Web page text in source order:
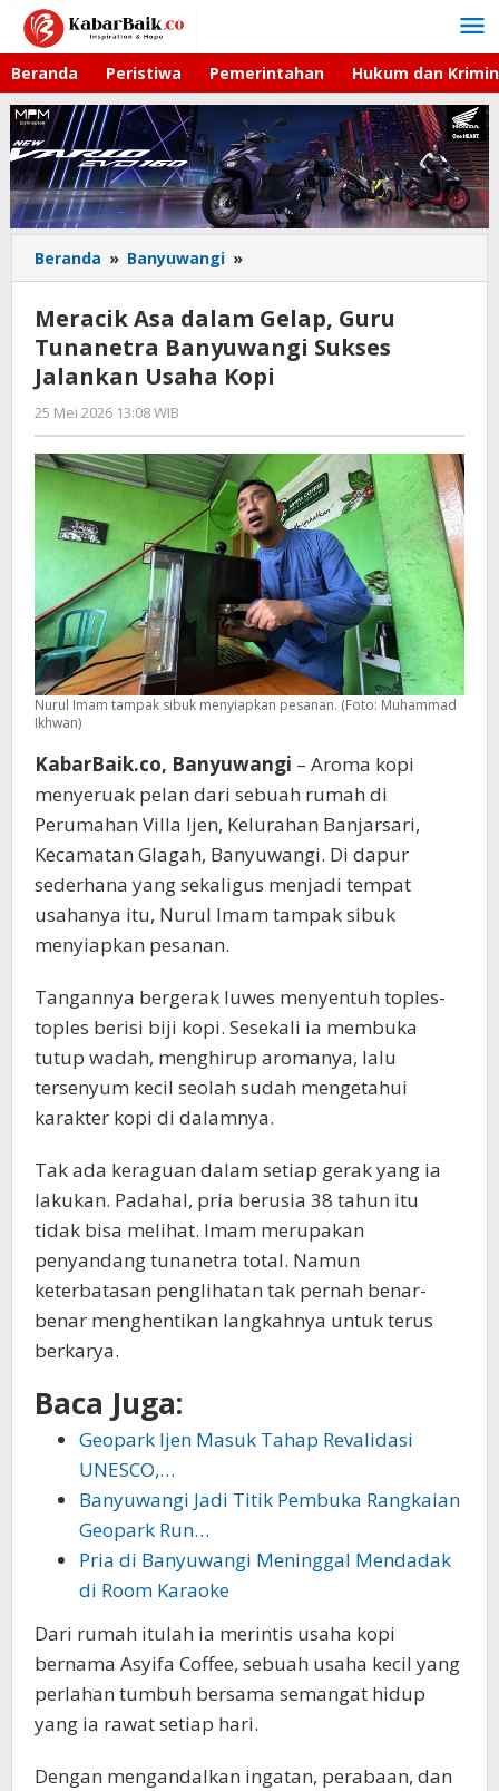
Lewati
konten
Beranda Peristiwa Pemerintahan Hukum dan
Beranda » Banyuwangi »
Asa
dalam
Gelap,
Guru
Tunanetra
Usaha
Kopi
Meracik Asa dalam Gelap, Guru
Tunanetra Banyuwangi Sukses
Jalankan Usaha Kopi
25 Mei 2026 13:08 WIB
Faisal
Nurul Imam tampak sibuk menyiapkan pesanan. (Foto: Muhammad
Ikhwan)
KabarBaik.co, Banyuwangi – Aroma kopi
menyeruak pelan dari sebuah rumah di
Perumahan Villa Ijen, Kelurahan Banjarsari,
Kecamatan Glagah, Banyuwangi. Di dapur
sederhana yang sekaligus menjadi tempat
usahanya itu, Nurul Imam tampak sibuk
menyiapkan pesanan.
Tangannya bergerak luwes menyentuh toples-
toples berisi biji kopi. Sesekali ia membuka
tutup wadah, menghirup aromanya, lalu
tersenyum kecil seolah sudah mengetahui
karakter kopi di dalamnya.
Tak ada keraguan dalam setiap gerak yang ia
lakukan. Padahal, pria berusia 38 tahun itu
tidak bisa melihat. Imam merupakan
penyandang tunanetra total. Namun
keterbatasan penglihatan tak pernah benar-
benar menghentikan langkahnya untuk terus
berkarya.
Baca Juga:
Geopark Ijen Masuk Tahap Revalidasi
UNESCO,…
Banyuwangi Jadi Titik Pembuka Rangkaian
Geopark Run…
Pria di Banyuwangi Meninggal Mendadak
di Room Karaoke
Dari rumah itulah ia merintis usaha kopi
bernama Asyifa Coffee, sebuah usaha kecil yang
perlahan tumbuh bersama semangat hidup
yang ia rawat setiap hari.
Dengan mengandalkan ingatan, perabaan, dan